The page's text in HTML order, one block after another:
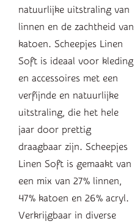
natuurlijke uitstraling van
linnen en de zachtheid van
katoen. Scheepjes Linen
Soft is ideaal voor kleding
en accessoires met een
verfijnde en natuurlijke
uitstraling, die het hele
jaar door prettig
draagbaar zijn. Scheepjes
Linen Soft is gemaakt van
een mix van 27% linnen,
47% katoen en 26% acryl.
Verkrijgbaar in diverse